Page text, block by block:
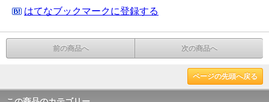
はてなブックマークに登録する
前の商品へ 次の商品へ
ページの先頭へ戻る